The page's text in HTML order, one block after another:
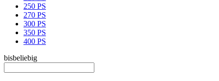
250 PS
270 PS
300 PS
350 PS
400 PS
bisbeliebig